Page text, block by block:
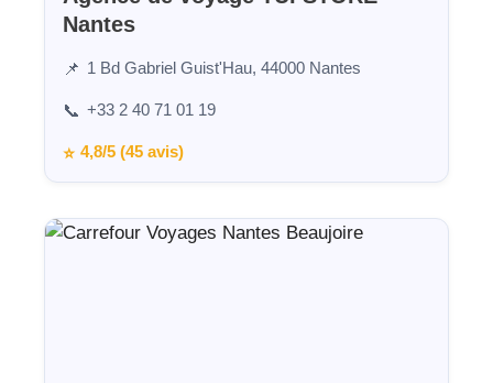
Nantes
📌 1 Bd Gabriel Guist'Hau, 44000 Nantes
📞 +33 2 40 71 01 19
⭐ 4,8/5 (45 avis)